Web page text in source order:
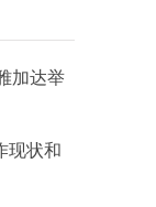
加达举
现状和